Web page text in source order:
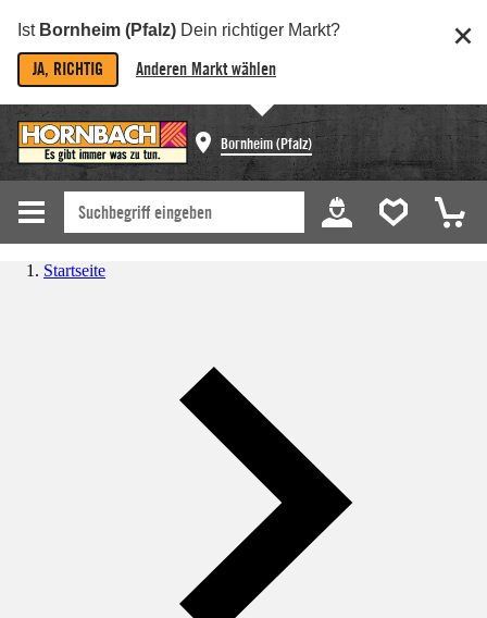
Ist Bornheim (Pfalz) Dein richtiger Markt?
JA, RICHTIG Anderen Markt wählen
Bornheim (Pfalz)
Startseite